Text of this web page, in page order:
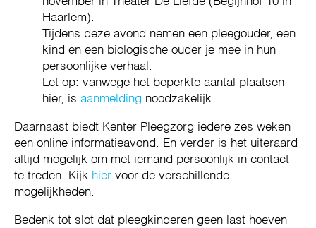
Haarlem).
Tijdens deze avond nemen een pleegouder, een
kind en een biologische ouder je mee in hun
persoonlijke verhaal.
Let op: vanwege het beperkte aantal plaatsen
hier, is aanmelding noodzakelijk.
Daarnaast biedt Kenter Pleegzorg iedere zes weken
een online informatieavond. En verder is het uiteraard
altijd mogelijk om met iemand persoonlijk in contact
te treden. Kijk hier voor de verschillende
mogelijkheden.
Bedenk tot slot dat pleegkinderen geen last hoeven